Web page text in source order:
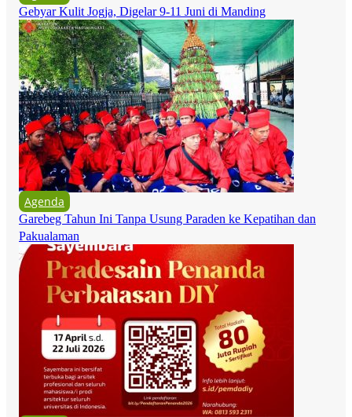
Gebyar Kulit Jogja, Digelar 9-11 Juni di Manding
Agenda
Garebeg Tahun Ini Tanpa Usung Paraden ke Kepatihan dan
Pakualaman